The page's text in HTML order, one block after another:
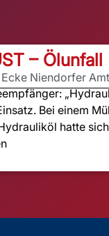
– Ölunfall
Niendorfer
Bei einem
hatte